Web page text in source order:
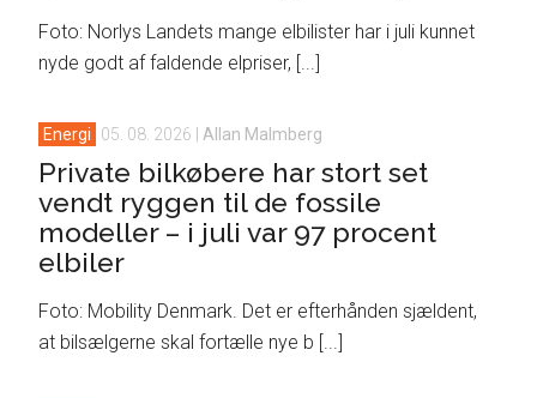
Foto: Norlys Landets mange elbilister har i juli kunnet
nyde godt af faldende elpriser, [...]
Energi 05. 08. 2026 Allan Malmberg
Private bilkøbere har stort set
vendt ryggen til de fossile
modeller – i juli var 97 procent
elbiler
Foto: Mobility Denmark. Det er efterhånden sjældent,
at bilsælgerne skal fortælle nye b [...]